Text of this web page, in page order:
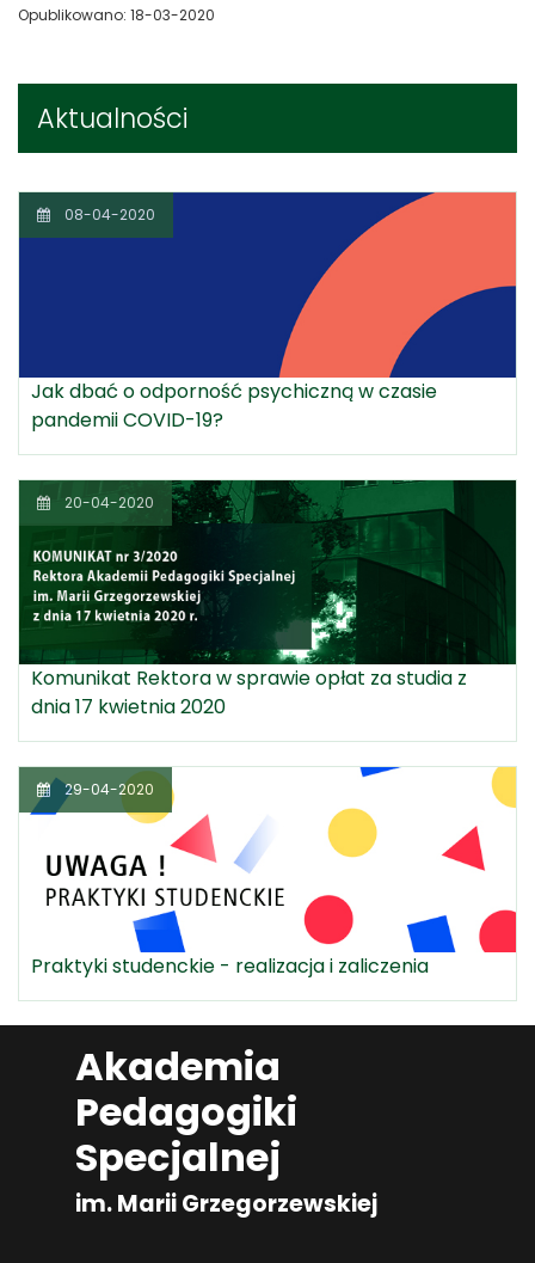
Aktualności
08-04-2020
Jak dbać o odporność psychiczną w czasie
pandemii COVID-19?
20-04-2020
Komunikat Rektora w sprawie opłat za studia z
dnia 17 kwietnia 2020
29-04-2020
Praktyki studenckie - realizacja i zaliczenia
Opublikowano: 18-03-2020
Akademia
Pedagogiki
Specjalnej
im. Marii Grzegorzewskiej